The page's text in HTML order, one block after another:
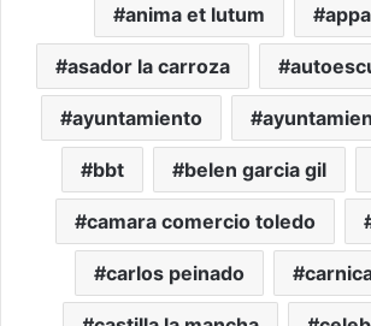
anima et lutum
asador la carroza
ayuntamiento
bbt belen garcia gil
camara comercio toledo
carlos peinado